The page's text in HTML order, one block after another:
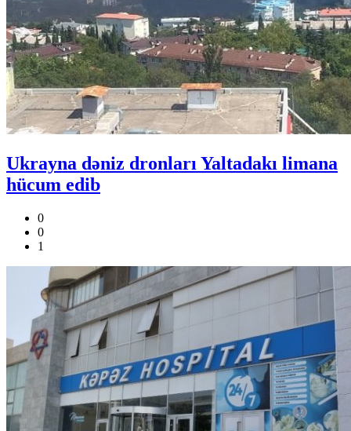
Ukrayna dəniz dronları Yaltadakı limana
hücum edib
0
0
1